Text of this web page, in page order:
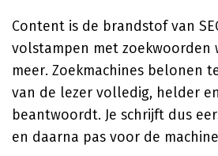
Content is de brandstof van
volstampen met
meer. Zoekmachines belonen
van de lezer volledig, helder
beantwoordt. Je schrijft dus
en daarna pas voor de